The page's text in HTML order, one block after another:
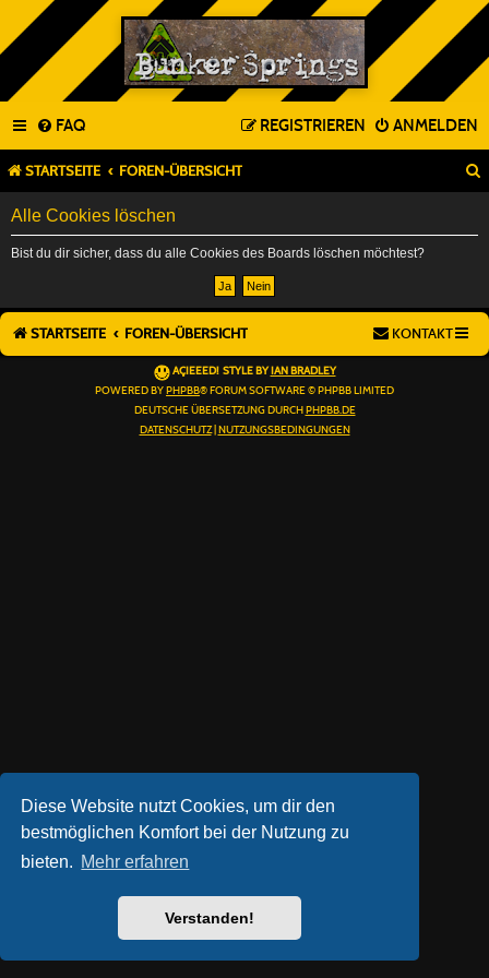
Diese Website nutzt Cookies, um dir den
bestmöglichen Komfort bei der Nutzung zu
bieten. Mehr erfahren
Verstanden!
FAQ ANMELDEN
REGISTRIEREN
STARTSEITE FOREN-ÜBERSICHT
Alle Cookies löschen
Bist du dir sicher, dass du alle Cookies des Boards löschen möchtest?
STARTSEITE FOREN-ÜBERSICHT KONTAKT
AÇIEEED! STYLE BY IAN BRADLEY
POWERED BY PHPBB® FORUM SOFTWARE © PHPBB LIMITED
DEUTSCHE ÜBERSETZUNG DURCH PHPBB.DE
DATENSCHUTZ| NUTZUNGSBEDINGUNGEN